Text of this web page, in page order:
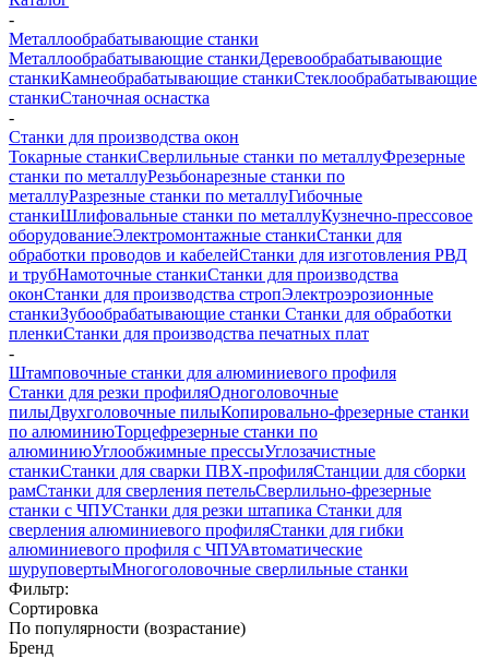
-
Металлообрабатывающие станки
Металлообрабатывающие станкиДеревообрабатывающие
станкиКамнеобрабатывающие станкиСтеклообрабатывающие
станкиСтаночная оснастка
-
Станки для производства окон
Токарные станкиСверлильные станки по металлуФрезерные
станки по металлуРезьбонарезные станки по
металлуРазрезные станки по металлуГибочные
станкиШлифовальные станки по металлуКузнечно-прессовое
оборудованиеЭлектромонтажные станкиСтанки для
обработки проводов и кабелейСтанки для изготовления РВД
и трубНамоточные станкиСтанки для производства
оконСтанки для производства стропЭлектроэрозионные
станкиЗубообрабатывающие станки Станки для обработки
пленкиСтанки для производства печатных плат
-
Штамповочные станки для алюминиевого профиля
Станки для резки профиляОдноголовочные
пилыДвухголовочные пилыКопировально-фрезерные станки
по алюминиюТорцефрезерные станки по
алюминиюУглообжимные прессыУглозачистные
станкиСтанки для сварки ПВХ-профиляСтанции для сборки
рамСтанки для сверления петельСверлильно-фрезерные
станки с ЧПУСтанки для резки штапика Станки для
сверления алюминиевого профиляСтанки для гибки
алюминиевого профиля с ЧПУАвтоматические
шуруповертыМногоголовочные сверлильные станки
Фильтр:
Сортировка
По популярности (возрастание)
Бренд